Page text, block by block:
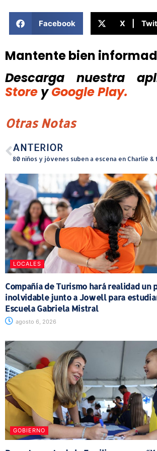
Facebook X |
Mantente bien
Descarga nuestra
Store y Google Play.
Otras Notas
ANTERIOR
LOCALES
Compañía de Turismo hará realidad un
inolvidable junto a Jowell para
Escuela Gabriela Mistral
agosto 6, 2026
GOBIERNO